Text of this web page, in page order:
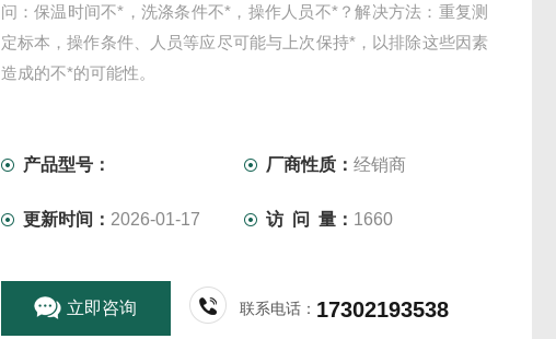
问：保温时间不*，洗涤条件不*，操作人员不*？解决方法：重复测
定标本，操作条件、人员等应尽可能与上次保持*，以排除这些因素
造成的不*的可能性。
产品型号： 厂商性质：经销商
更新时间： 2026-01-17 访 问 量： 1660
立即咨询 联系电话： 17302193538